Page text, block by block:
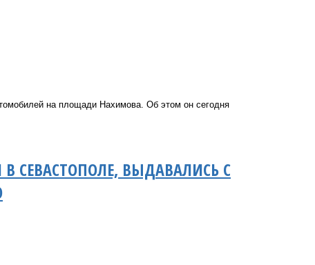
на площади Нахимова. Об этом он сегодня
СЕВАСТОПОЛЕ, ВЫДАВАЛИСЬ С